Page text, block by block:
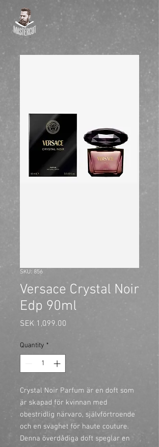
SKU: 856
Versace Crystal Noir
Edp 90ml
SEK 1,099.00
Quantity *
Crystal Noir Parfum är en doft som
är skapad för kvinnan med
obestridlig närvaro, självförtroende
och en svaghet för haute couture.
Denna överdådiga doft speglar en